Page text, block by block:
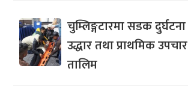
चुम्लिङ्गटारमा सडक
उद्धार तथा प्राथमिक
तालिम